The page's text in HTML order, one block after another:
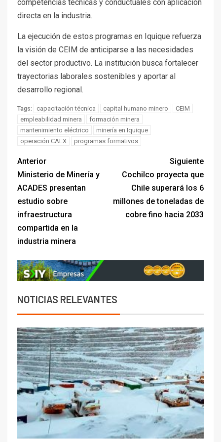
competencias técnicas y conductuales con aplicación
directa en la industria.
La ejecución de estos programas en Iquique refuerza
la visión de CEIM de anticiparse a las necesidades
del sector productivo. La institución busca fortalecer
trayectorias laborales sostenibles y aportar al
desarrollo regional.
Tags: capacitación técnica capital humano minero
CEIM
empleabilidad minera
formación minera
mantenimiento eléctrico
minería en Iquique
operación CAEX
programas formativos
Anterior
Ministerio de Minería y
ACADES presentan
estudio sobre
infraestructura
compartida en la
industria minera
Siguiente
Cochilco proyecta que
Chile superará los 6
millones de toneladas de
cobre fino hacia 2033
NOTICIAS RELEVANTES